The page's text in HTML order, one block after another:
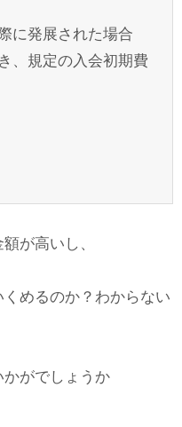
に発展された場合
、規定の入会初期費
が高いし、
めるのか？わからない
がでしょうか